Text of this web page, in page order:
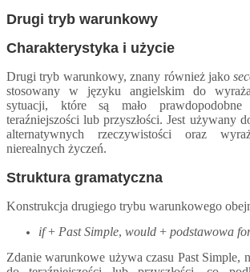
Drugi tryb warunkowy
Charakterystyka i użycie
Drugi tryb warunkowy, znany również jako
stosowany w języku angielskim do
sytuacji, które są mało
teraźniejszości lub przyszłości. Jest używany
alternatywnych rzeczywistości oraz
nierealnych życzeń.
Struktura gramatyczna
Konstrukcja drugiego trybu warunkowego
if+ Past Simple, would + podstawowa
Zdanie warunkowe używa czasu Past Simple,